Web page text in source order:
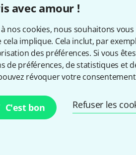
avec amour !
à nos cookies, nous souhaitons
cela implique. Cela inclut, par
des préférences. Si vous
de préférences, de statistiques et
révoquer votre
C'est bon Refuser les
Bag
3%
ONT
Gator GK2110 Multi-
34 €